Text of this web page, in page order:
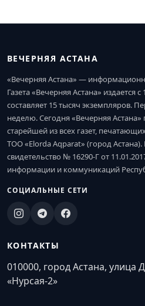
ВЕЧЕРНЯЯ АСТАНА
«Вечерняя Астана» —
Газета «Вечерняя Астана» издается
составляет 15 тысяч экземпляров.
неделю. Сегодня «Вечерняя
старейшей из всех газет,
ТОО «Elorda Aqparat» (город
свидетельство № 16290-Г от
информации и коммуникаций
СОЦИАЛЬНЫЕ СЕТИ
КОНТАКТЫ
010000, город Астана, улица
«Нурсая-2»